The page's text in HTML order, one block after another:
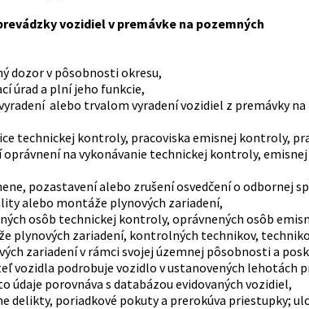
vozidiel v premávke na pozemných
dozor v pôsobnosti okresu,
úrad a plní jeho funkcie,
alebo trvalom vyradení vozidiel z premávky
technickej kontroly, pracoviska emisnej kontroly,
oprávnení na vykonávanie technickej kontroly,
pozastavení alebo zrušení osvedčení o odbornej
alebo montáže plynových zariadení,
osôb technickej kontroly, oprávnených osôb
plynových zariadení, kontrolných technikov,
zariadení v rámci svojej územnej pôsobnosti a
vozidla podrobuje vozidlo v ustanovených
porovnáva s databázou evidovaných vozidiel,
delikty, poriadkové pokuty a prerokúva priestupky;